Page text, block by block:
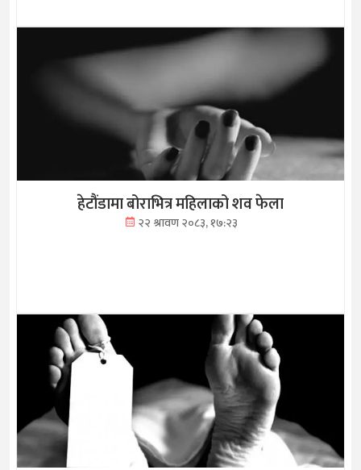
हेटौंडामा बोराभित्र महिलाको शव फेला
२२ श्रावण २०८३, १७:२३